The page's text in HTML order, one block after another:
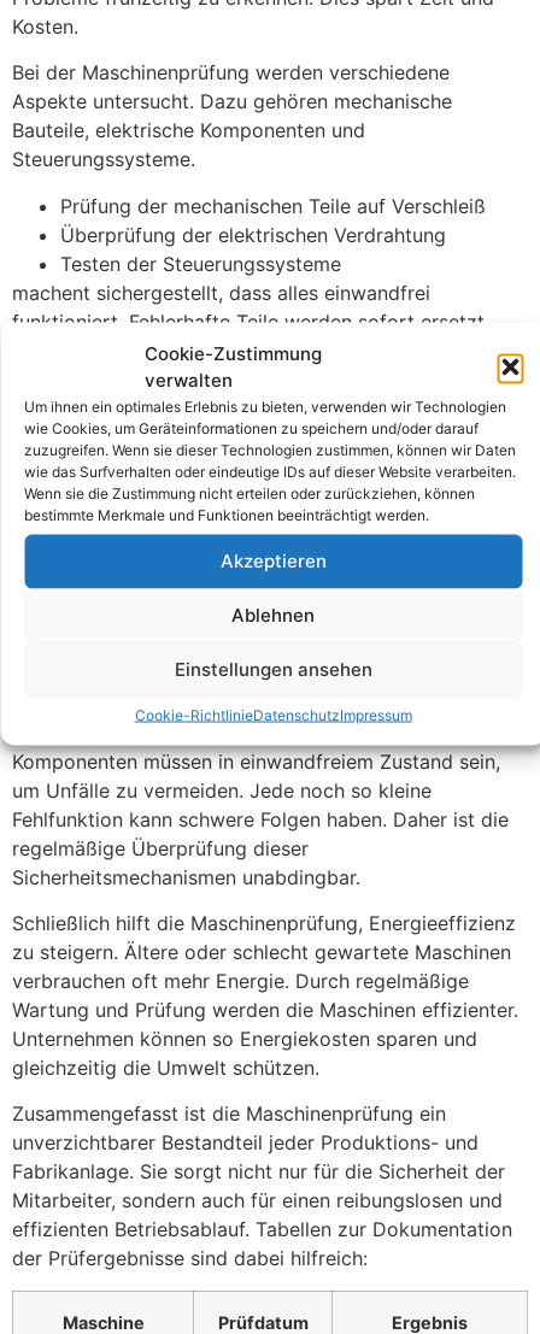
Cookie-Zustimmung
verwalten
Um ihnen ein optimales Erlebnis zu bieten, verwenden wir Technologien
wie Cookies, um Geräteinformationen zu speichern und/oder darauf
zuzugreifen. Wenn sie dieser Technologien zustimmen, können wir Daten
wie das Surfverhalten oder eindeutige IDs auf dieser Website verarbeiten.
Wenn sie die Zustimmung nicht erteilen oder zurückziehen, können
bestimmte Merkmale und Funktionen beeinträchtigt werden.
Akzeptieren
Ablehnen
Einstellungen ansehen
Cookie-RichtlinieDatenschutzImpressum
Kosten.
Bei der Maschinenprüfung werden verschiedene
Aspekte untersucht. Dazu gehören mechanische
Bauteile, elektrische Komponenten und
Steuerungssysteme.
Prüfung der mechanischen Teile auf Verschleiß
Überprüfung der elektrischen Verdrahtung
Testen der Steuerungssysteme
machent sichergestellt, dass alles einwandfrei
funktioniert. Fehlerhafte Teile werden sofort ersetzt.
Ein besonderer Fokus liegt auf der Prüfung von
Produktionsmaschinen. Diese Maschinen sind oft das
Herzstück eines Unternehmens und müssen zuverlässig
funktionieren. Eine fehlerhafte Produktionsmaschine
kann nicht nur den gesamten Betrieb lahmlegen,
sondern auch hohe Kosten verursachen. Regelmäßige
Prüfungen erhöhen die Lebensdauer der Maschinen und
verhindern teure Ausfälle. Dokumentationen sind
Auch Sicherheitsvorrichtungen an Maschinen werden
Sicherheitsverkleidungen und Sensoren. Diese
Komponenten müssen in einwandfreiem Zustand sein,
um Unfälle zu vermeiden. Jede noch so kleine
Fehlfunktion kann schwere Folgen haben. Daher ist die
regelmäßige Überprüfung dieser
Sicherheitsmechanismen unabdingbar.
Schließlich hilft die Maschinenprüfung, Energieeffizienz
zu steigern. Ältere oder schlecht gewartete Maschinen
verbrauchen oft mehr Energie. Durch regelmäßige
Wartung und Prüfung werden die Maschinen effizienter.
Unternehmen können so Energiekosten sparen und
gleichzeitig die Umwelt schützen.
Zusammengefasst ist die Maschinenprüfung ein
unverzichtbarer Bestandteil jeder Produktions- und
Fabrikanlage. Sie sorgt nicht nur für die Sicherheit der
Mitarbeiter, sondern auch für einen reibungslosen und
effizienten Betriebsablauf. Tabellen zur Dokumentation
der Prüfergebnisse sind dabei hilfreich:
Maschine Prüfdatum Ergebnis